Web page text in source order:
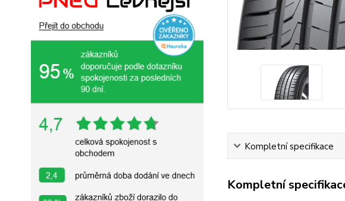
Kompletní specifikace
Kompletní